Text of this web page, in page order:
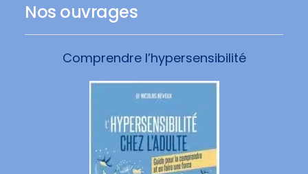
Nos ouvrages
Comprendre l’hypersensibilité